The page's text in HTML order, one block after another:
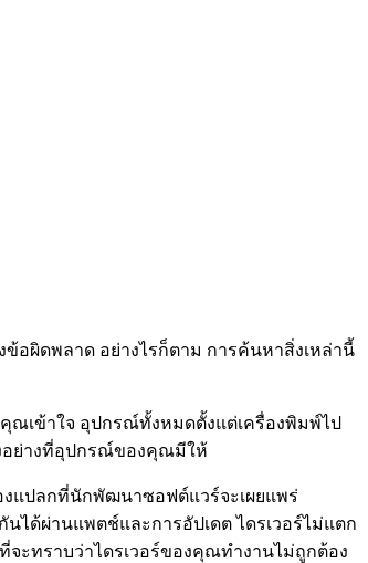
อผิดพลาด อย่างไรก็ตาม การค้นหาสิ่งเหล่านี้
เข้าใจ อุปกรณ์ทั้งหมดตั้งแต่เครื่องพิมพ์ไป
อย่างที่อุปกรณ์ของคุณมีให้
งแปลกที่นักพัฒนาซอฟต์แวร์จะเผยแพร่
ได้ผ่านแพตช์และการอัปเดต ไดรเวอร์ไม่แตก
จะทราบว่าไดรเวอร์ของคุณทำงานไม่ถูกต้อง